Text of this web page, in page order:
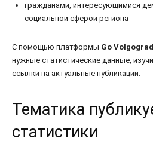
гражданами, интересующимися
социальной сферой региона
С помощью платформы Go Volgograd
нужные статистические данные,
ссылки на актуальные публикации.
Тематика
статистики